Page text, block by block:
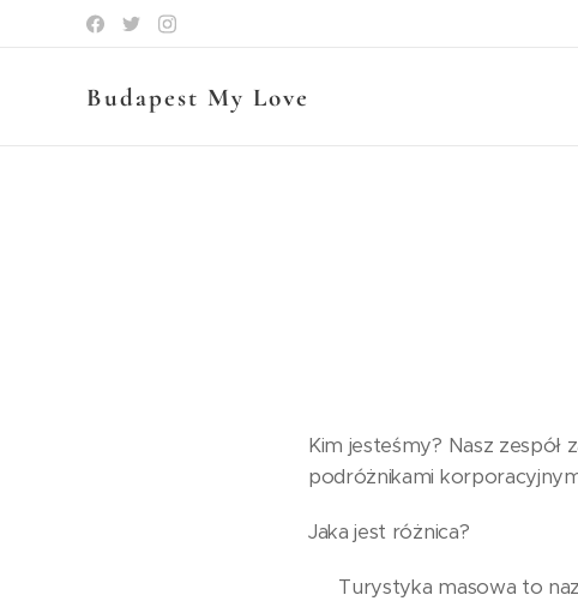
Budapest My Love
Kim jesteśmy? Nasz zespół
podróżnikami
Jaka jest różnica?
✅️ Turystyka masowa to